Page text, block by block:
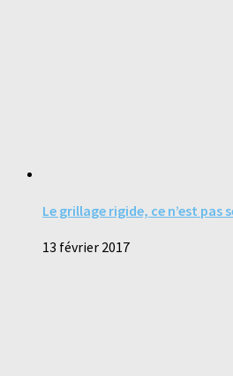
Le grillage rigide, ce n’est
13 février 2017